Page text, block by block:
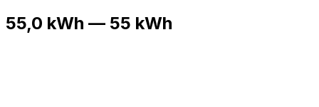
55,0 kWh — 55 kWh